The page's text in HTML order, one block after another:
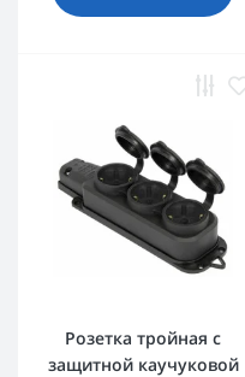
Розетка тройная с
защитной каучуковой